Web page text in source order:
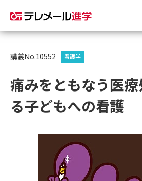
資料請求
大学・短大の資料種類から請求
総合型選抜・学校推薦型選抜 募
大学
募集
講義No.10552 看護学
痛みをともなう医
る子どもへの看護